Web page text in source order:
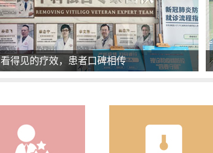
看得见的疗效，患者口碑相传